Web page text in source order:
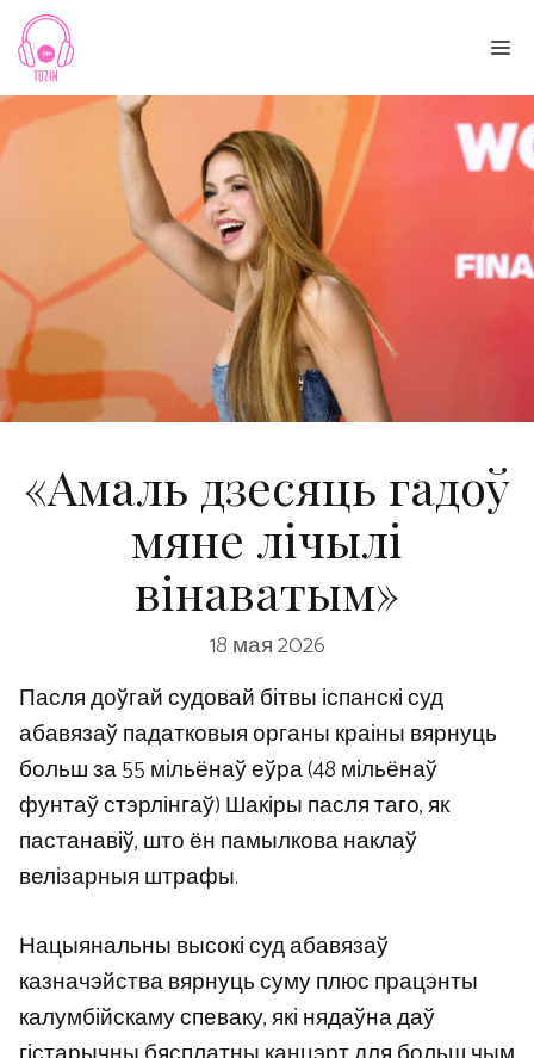
Skip
content
«Амаль дзесяць гадоў
мяне лічылі
вінаватым»
18 мая 2026
Пасля доўгай судовай бітвы іспанскі суд
абавязаў падатковыя органы краіны вярнуць
больш за 55 мільёнаў еўра (48 мільёнаў
фунтаў стэрлінгаў) Шакіры пасля таго, як
пастанавіў, што ён памылкова наклаў
велізарныя штрафы.
Нацыянальны высокі суд абавязаў
казначэйства вярнуць суму плюс працэнты
калумбійскаму спеваку, які нядаўна даў